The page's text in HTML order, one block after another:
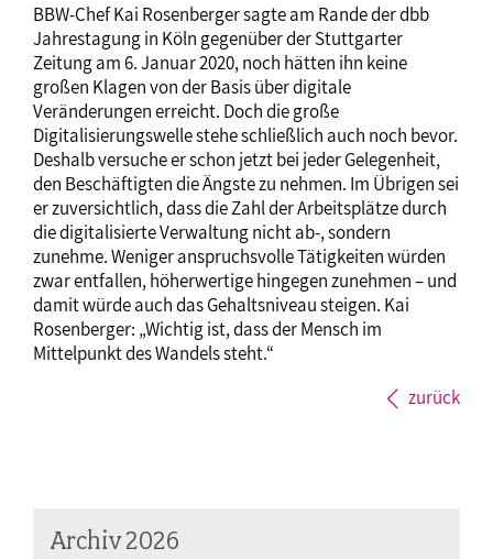
BBW-Chef Kai Rosenberger sagte am Rande der dbb
Jahrestagung in Köln gegenüber der Stuttgarter
Zeitung am 6. Januar 2020, noch hätten ihn keine
großen Klagen von der Basis über digitale
Veränderungen erreicht. Doch die große
Digitalisierungswelle stehe schließlich auch noch bevor.
Deshalb versuche er schon jetzt bei jeder Gelegenheit,
den Beschäftigten die Ängste zu nehmen. Im Übrigen sei
er zuversichtlich, dass die Zahl der Arbeitsplätze durch
die digitalisierte Verwaltung nicht ab-, sondern
zunehme. Weniger anspruchsvolle Tätigkeiten würden
zwar entfallen, höherwertige hingegen zunehmen – und
damit würde auch das Gehaltsniveau steigen. Kai
Rosenberger: „Wichtig ist, dass der Mensch im
Mittelpunkt des Wandels steht.“
zurück
Archiv 2026